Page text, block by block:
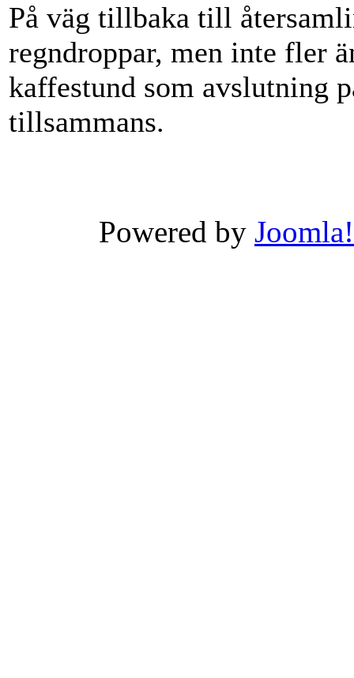
På väg tillbaka till
regndroppar, men inte fler
kaffestund som avslutning
tillsammans.
Powered by Joomla!